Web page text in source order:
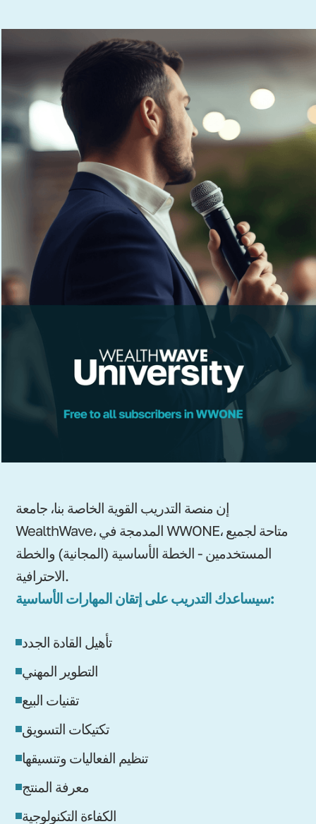
إن منصة التدريب القوية الخاصة بنا، جامعة
WealthWave، المدمجة في WWONE، متاحة لجميع
المستخدمين - الخطة الأساسية (المجانية) والخطة
الاحترافية.
سيساعدك التدريب على إتقان المهارات الأساسية:
تأهيل القادة الجدد
التطوير المهني
تقنيات البيع
تكتيكات التسويق
تنظيم الفعاليات وتنسيقها
معرفة المنتج
الكفاءة التكنولوجية